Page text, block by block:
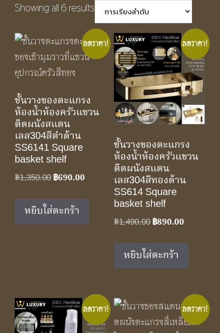
Showing all 6 results
ลดราคา!
ชั้นวางของตะแกรง
ห้องน้ำห้องครัวแขวน
ติดผนังสแตน
เลส304สีดำด้าน
SS6141 Square
basket shelf
฿1,350.00Original
฿1,350.00.
฿690.00
฿690.00.
หยิบใส่ตะกร้า
ลดราคา!
ชั้นวางของตะแกรง
ห้องน้ำห้องครัวแขวน
ติดผนังสแตน
เลส304สีทองด้าน
SS614 Square
basket shelf
฿1,490.00 Original
฿1,490.00.
฿890.00Current
หยิบใส่ตะกร้า
ลดราคา! ลดราคา!